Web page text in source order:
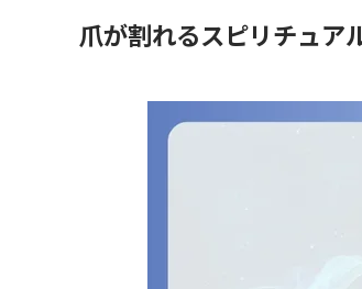
爪が割れるスピリチュア